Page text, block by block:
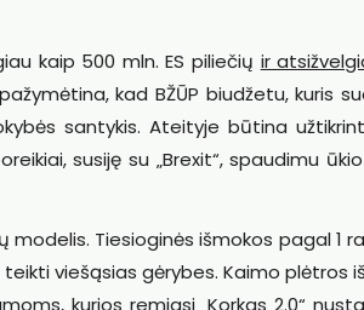
kaip 500 mln. ES piliečių ir
kad BŽŪP biudžetu, kuris
santykis. Ateityje būtina
susiję su „Brexit“, spaudimu
modelis. Tiesioginės išmokos pagal 1
viešąsias gėrybes. Kaimo plėtros
kurios remiasi „Korkas 2.0“